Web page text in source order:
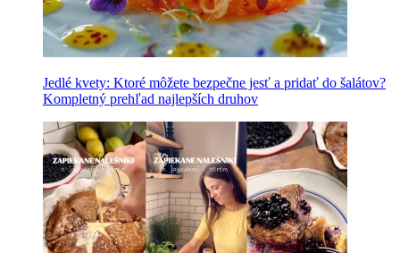
Jedlé kvety: Ktoré môžete bezpečne jesť a pridať do šalátov?
Kompletný prehľad najlepších druhov